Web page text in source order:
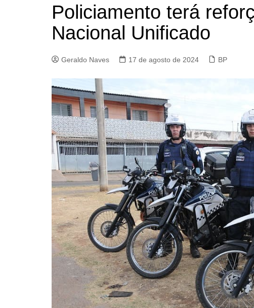
Policiamento terá
Nacional Unificado
Geraldo Naves 17 de agosto de 2024 BP